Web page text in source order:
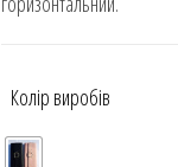
Колір виробів